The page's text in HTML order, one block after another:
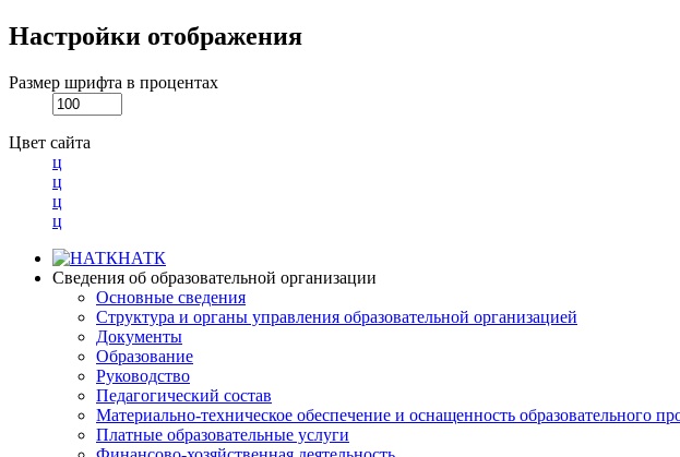
Настройки отображения
Размер шрифта в процентах
Цвет сайта
ц
ц
ц
ц
НАТК
Сведения об образовательной организации
Основные сведения
Структура и органы управления образовательной организацией
Документы
Образование
Руководство
Педагогический состав
Материально-техническое обеспечение и оснащенность образовательного
Платные образовательные услуги